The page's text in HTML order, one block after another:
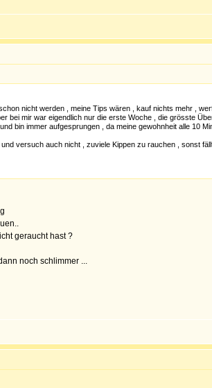
nicht werden , meine Tips wären , kauf nichts mehr ,
bei mir war eigendlich nur die erste Woche , die grösste
bin immer aufgesprungen , da meine gewohnheit alle 10
versuch auch nicht , zuviele Kippen zu rauchen , sonst
geraucht hast ?
noch schlimmer ...